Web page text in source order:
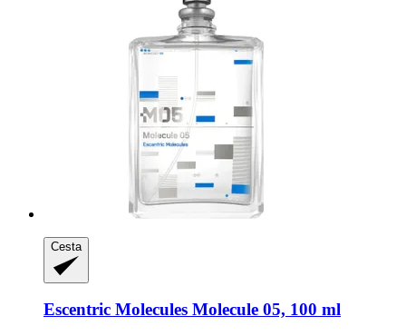
Cesta
Escentric Molecules Molecule 05, 100 ml